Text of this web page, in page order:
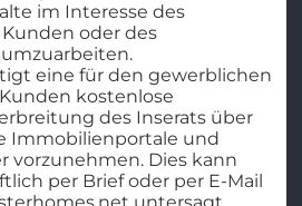
im Interesse des
oder des
eine für den gewerblichen
kostenlose
des Inserats über
Immobilienportale und
vorzunehmen. Dies kann
per Brief oder per E-Mail